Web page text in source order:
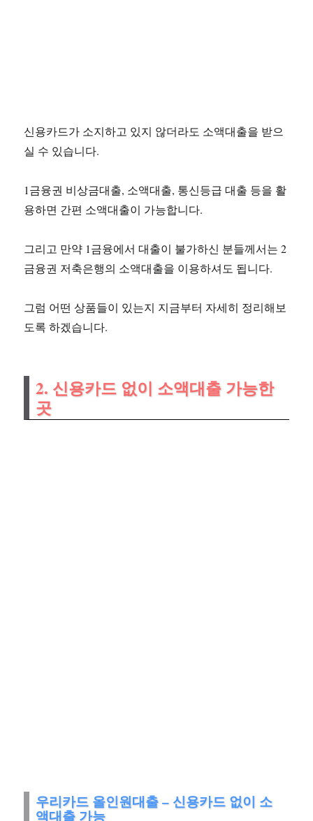
신용카드가 소지하고 있지 않더라도 소액대출을 받으
실 수 있습니다.
1금융권 비상금대출, 소액대출, 통신등급 대출 등을 활
용하면 간편 소액대출이 가능합니다.
그리고 만약 1금융에서 대출이 불가하신 분들께서는 2
금융권 저축은행의 소액대출을 이용하셔도 됩니다.
그럼 어떤 상품들이 있는지 지금부터 자세히 정리해보
도록 하겠습니다.
2. 신용카드 없이 소액대출 가능한
곳
우리카드 올인원대출 – 신용카드 없이 소
액대출 가능